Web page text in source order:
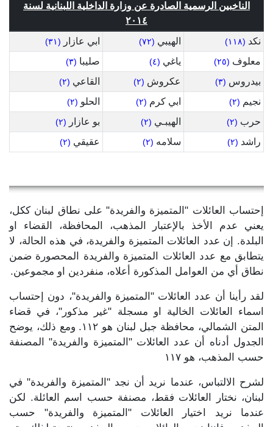
الناخبين الرسمية الصادرة عن وزارة الداخلية اللبنانية لسنة
٢٠١٤
نكد (١١٨) الهيبي (٧٢) ابي عازار (٣١)
معلوف (٢٥) ياغي (٤) صليبا (٣)
بيدروس (٣) عكروش (٢) القاعي (٢)
نجيم (٢) ابي كرم (٢) الحلو (٢)
حرب (٢) الهيبـي (٢) بو عازار (٢)
راشد (٢) سلامه (٢) عقيقي (٢)
إحتساب العائلات "المتميزة والفريدة" على نطاق لبنان ككل،
يعني عدم الأخذ بالإعتبار المذهب، المحافظة، القضاء او
البلدة. إن عدد العائلات المتميزة والفريدة، في هذه الحالة، لا
يتطابق مع عدد العائلات المتميزة والفريدة المحصورة ضمن
نطاق أي من العوامل المذكورة أعلاه، منفردين او مجموعين.
لقد رأينا أن عدد العائلات "المتميزة والفريدة"، دون إحتساب
اسماء العائلات الخالية او مسجلة "غير مذكور"، في قضاء
المتن الشمالي، محافظة جبل لبنان هو ١١٢. ومع ذلك، يوضح
الجدول أدناه أن عدد العائلات "المتميزة والفريدة" المصنفة
حسب المذهب، هو ١١٧
لشرح الالتباس، عندما نريد أن نجد "المتميزة والفريدة" في
لبنان، نختار العائلات فقط، مصنفة حسب اسم العائلة. لكن
عندما نريد اختيار العائلات "المتميزة والفريدة" حسب